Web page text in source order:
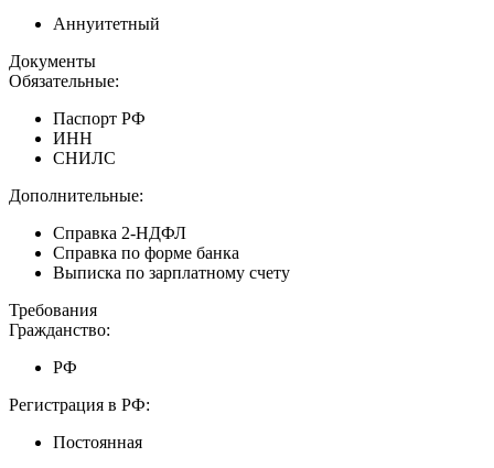
Аннуитетный
Документы
Обязательные:
Паспорт РФ
ИНН
СНИЛС
Дополнительные:
Справка 2-НДФЛ
Справка по форме банка
Выписка по зарплатному счету
Требования
Гражданство:
РФ
Регистрация в РФ:
Постоянная